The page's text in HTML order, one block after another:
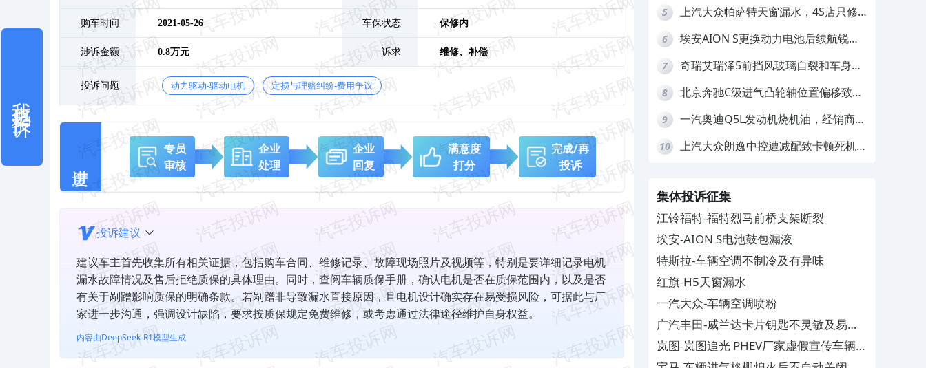
购车时间 2021-05-26 车保状态 保修内
涉诉金额 0.8万元 诉求 维修、补偿
投诉问题 动力驱动-驱动电机 定损与理赔纠纷-费用争议
专员
审核
企业
处理
企业
回复
满意度
打分
完成/再
投诉
投诉建议
建议车主首先收集所有相关证据，包括购车合同、维修记录、故障现场照片及视频等，特别是要详细记录电机
漏水故障情况及售后拒绝质保的具体理由。同时，查阅车辆质保手册，确认电机是否在质保范围内，以及是否
有关于剐蹭影响质保的明确条款。若剐蹭非导致漏水直接原因，且电机设计确实存在易受损风险，可据此与厂
家进一步沟通，强调设计缺陷，要求按质保规定免费维修，或考虑通过法律途径维护自身权益。
内容由DeepSeek-R1模型生成
5
上汽大众帕萨特天窗漏水，4S店只修
6
埃安AION S更换动力电池后续航锐
7
奇瑞艾瑞泽5前挡风玻璃自裂和车身多
8
北京奔驰C级进气凸轮轴位置偏移致发
9
一汽奥迪Q5L发动机烧机油，经销商推
10
上汽大众朗逸中控遭减配致卡顿死机，
集体投诉征集
江铃福特-福特烈马前桥支架断裂
埃安-AION S电池鼓包漏液
特斯拉-车辆空调不制冷及有异味
红旗-H5天窗漏水
一汽大众-车辆空调喷粉
广汽丰田-威兰达卡片钥匙不灵敏及易消
磁
岚图-岚图追光 PHEV厂家虚假宣传车辆配
置与功能